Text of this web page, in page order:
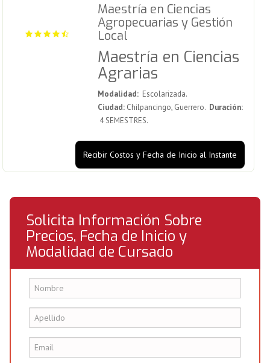
Maestría en Ciencias
Agropecuarias y Gestión
Local
Maestría en Ciencias
Agrarias
Modalidad:Escolarizada.
Ciudad:Chilpancingo, Guerrero. Duración:
4 SEMESTRES.
Recibir Costos y Fecha de Inicio al Instante
Solicita Información Sobre
Precios, Fecha de Inicio y
Modalidad de Cursado